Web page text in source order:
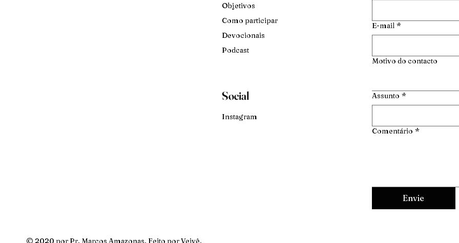
Objetivos
Como participar
Devocionais
Podcast
Social
Instagram
E-mail *
Motivo do contacto
Assunto *
Comentário *
Envie
© 2020 por Pr. Marcos Amazonas. Feito porVeivê.